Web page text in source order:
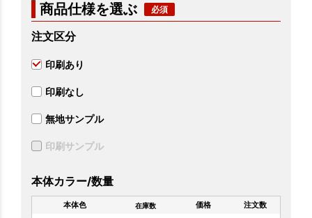
商品仕様を選ぶ
注文区分
印刷あり
印刷なし
無地サンプル
印刷サンプル
本体カラー/数量
本体色 在庫数 価格 注文数